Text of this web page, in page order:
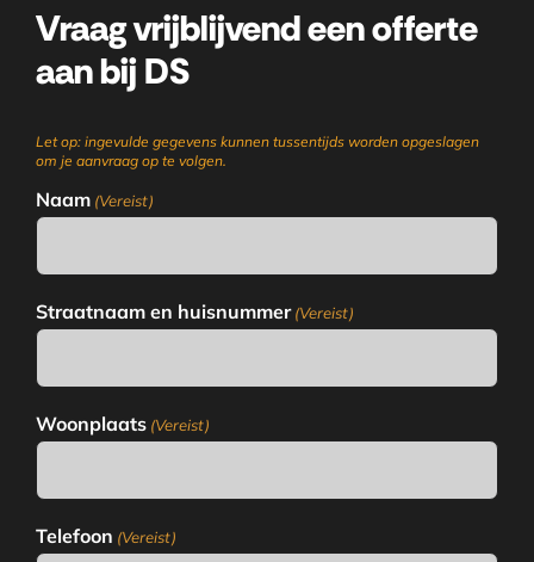
Vraag vrijblijvend een offerte
aan bij DS
Let op: ingevulde gegevens kunnen tussentijds worden opgeslagen
om je aanvraag op te volgen.
Naam (Vereist)
Straatnaam en huisnummer (Vereist)
Woonplaats (Vereist)
Telefoon (Vereist)